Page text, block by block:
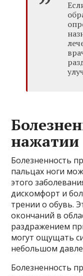
нажатии
Болезненность
пальцах ноги
этого
дискомфорт и
трении о обувь.
окончаний в
раздражением
могут ощущать
небольшом
Болезненность